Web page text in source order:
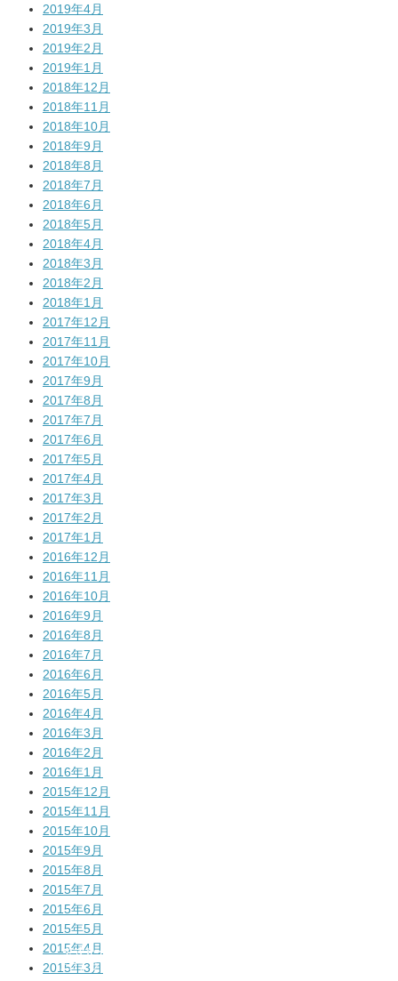
2019年4月
2019年3月
2019年2月
2019年1月
2018年12月
2018年11月
2018年10月
2018年9月
2018年8月
2018年7月
2018年6月
2018年5月
2018年4月
2018年3月
2018年2月
2018年1月
2017年12月
2017年11月
2017年10月
2017年9月
2017年8月
2017年7月
2017年6月
2017年5月
2017年4月
2017年3月
2017年2月
2017年1月
2016年12月
2016年11月
2016年10月
2016年9月
2016年8月
2016年7月
2016年6月
2016年5月
2016年4月
2016年3月
2016年2月
2016年1月
2015年12月
2015年11月
2015年10月
2015年9月
2015年8月
2015年7月
2015年6月
2015年5月
2015年4月
2015年3月
公式サイト
はコチラ!